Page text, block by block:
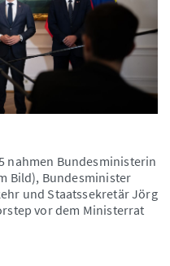
nahmen Bundesministerin
Bild), Bundesminister
und Staatssekretär Jörg
vor dem Ministerrat